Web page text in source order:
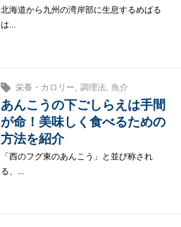
北海道から九州の湾岸部に生息するめばる
は...
栄養・カロリー 調理法, 魚介
あんこうの下ごしらえは手間
が命！美味しく食べるための
方法を紹介
「西のフグ東のあんこう」と並び称され
る、...